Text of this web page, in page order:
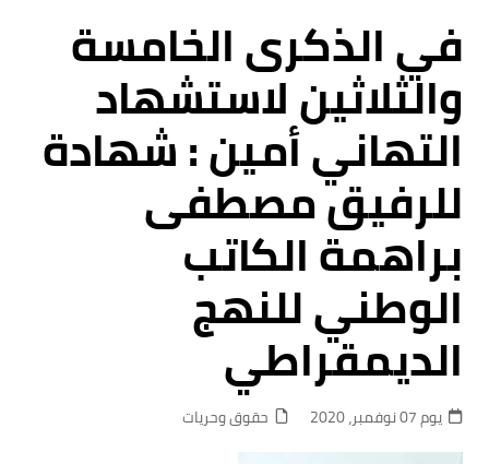
في الذكرى الخامسة
والثلاثين لاستشهاد
التهاني أمين : شهادة
للرفيق مصطفى
براهمة الكاتب
الوطني للنهج
الديمقراطي
يوم 07 نوفمبر، 2020 حقوق وحريات